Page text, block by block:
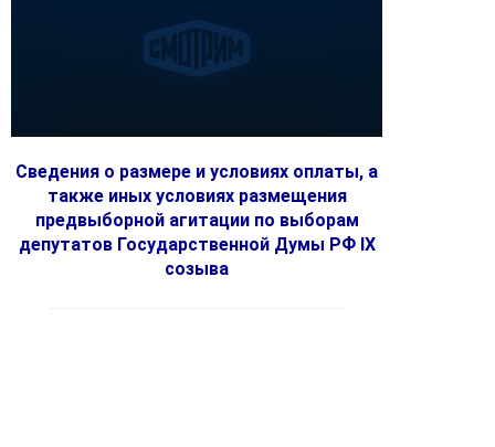
Сведения о размере и условиях оплаты, а
также иных условиях размещения
предвыборной агитации по выборам
депутатов Государственной Думы РФ IX
созыва